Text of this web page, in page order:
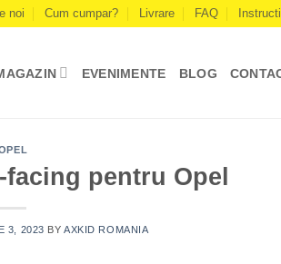
noi Cum cumpar? Livrare FAQ
EVENIMENTE BLOG
facing pentru Opel
3, 2023 BYAXKID ROMANIA